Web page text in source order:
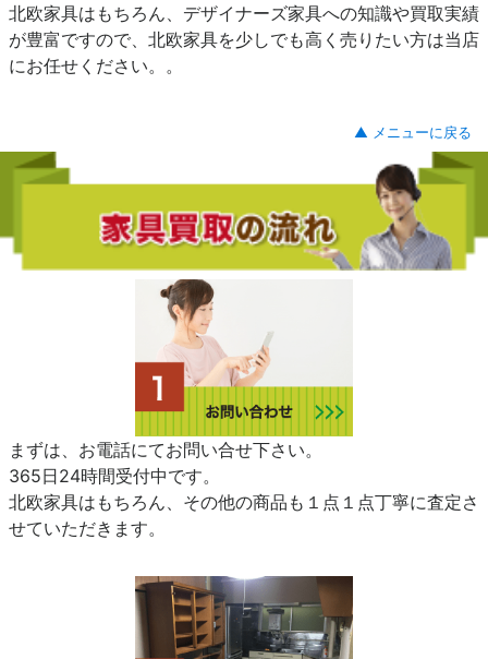
北欧家具はもちろん、デザイナーズ家具への知識や買取実績
が豊富ですので、北欧家具を少しでも高く売りたい方は当店
にお任せください。。
▲ メニューに戻る
まずは、お電話にてお問い合せ下さい。
365日24時間受付中です。
北欧家具はもちろん、その他の商品も１点１点丁寧に査定さ
せていただきます。